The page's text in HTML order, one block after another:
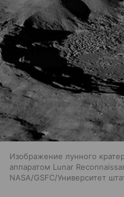
Изображение лунного
аппаратом Lunar
NASA/GSFC/Университет